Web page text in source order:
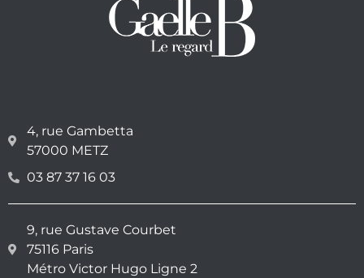
4, rue Gambetta
57000 METZ
03 87 37 16 03
9, rue Gustave Courbet
75116 Paris
Métro Victor Hugo Ligne 2